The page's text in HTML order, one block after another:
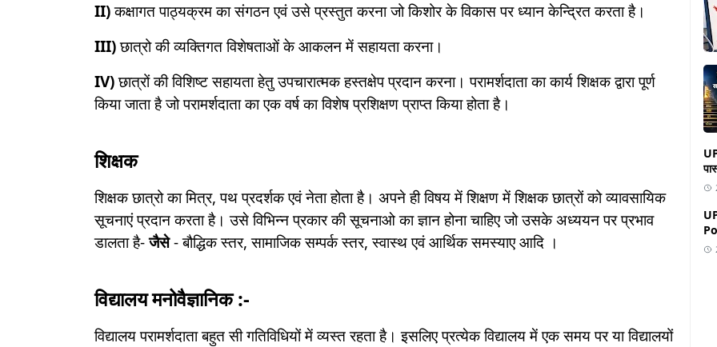
II)कक्षागत पाठ्यक्रम का संगठन एवं उसे प्रस्तुत करना जो किशोर के विकास पर ध्यान केन्द्रित करता है।
III)छात्रो की व्यक्तिगत विशेषताओं के आकलन में सहायता करना।
IV)छात्रों की विशिष्ट सहायता हेतु उपचारात्मक हस्तक्षेप प्रदान करना। परामर्शदाता का कार्य शिक्षक द्वारा पूर्ण
किया जाता है जो परामर्शदाता का एक वर्ष का विशेष प्रशिक्षण प्राप्त किया होता है।
शिक्षक
शिक्षक छात्रो का मित्र, पथ प्रदर्शक एवं नेता होता है। अपने ही विषय में शिक्षण में शिक्षक छात्रों को व्यावसायिक
सूचनाएं प्रदान करता है। उसे विभिन्न प्रकार की सूचनाओ का ज्ञान होना चाहिए जो उसके अध्ययन पर प्रभाव
डालता है-जैसे- बौद्धिक स्तर, सामाजिक सम्पर्क स्तर, स्वास्थ एवं आर्थिक समस्याए आदि ।
विद्यालय मनोवैज्ञानिक :-
विद्यालय परामर्शदाता बहुत सी गतिविधियों में व्यस्त रहता है। इसलिए प्रत्येक विद्यालय में एक समय पर या विद्यालयों
UP